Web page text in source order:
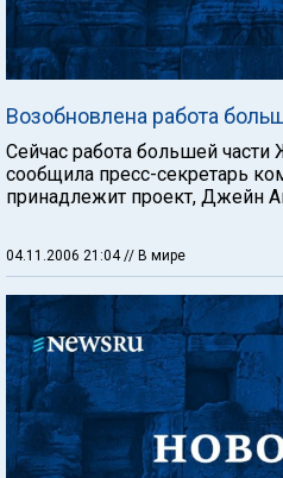
Возобновлена работа
Сейчас работа большей
сообщила пресс-секретарь
принадлежит проект, Джейн
04.11.2006 21:04 // В мире